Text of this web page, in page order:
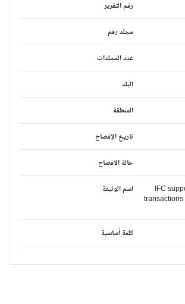
رقم التقرير
مجلد رقم
عدد المجلدات
البلد
المنطقة
تاريخ الإفصاح
حالة الافصاح
اسم الوثيقة
IFC
كلمة أساسية